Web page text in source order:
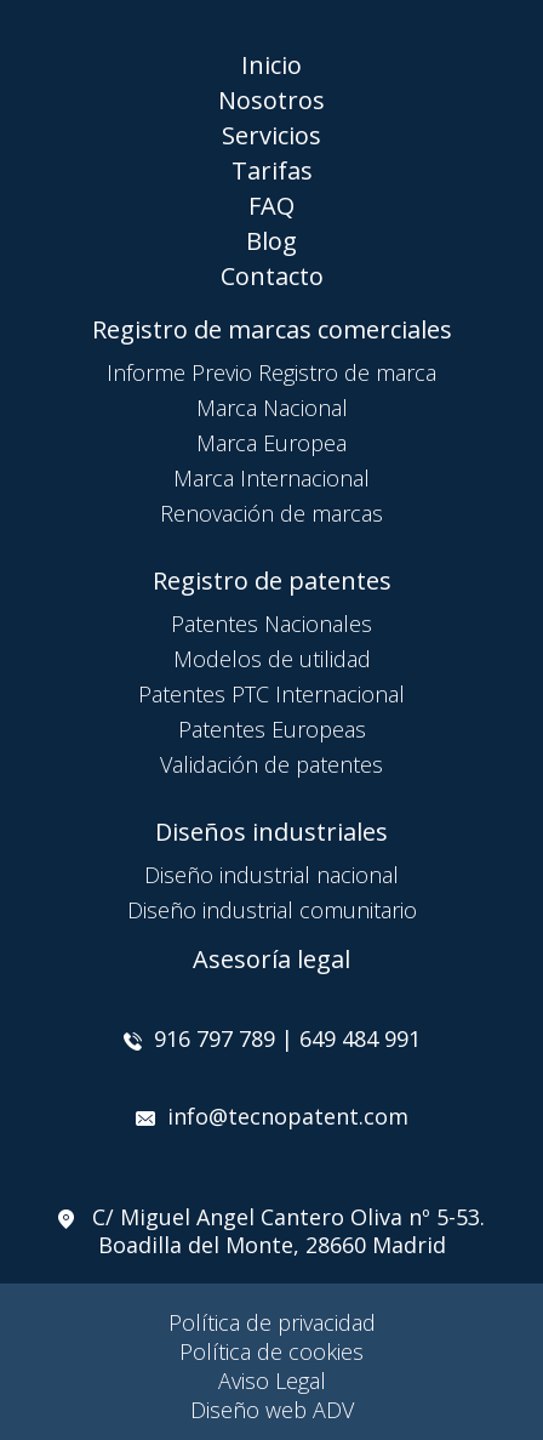
Inicio
Nosotros
Servicios
Tarifas
FAQ
Blog
Contacto
Registro de marcas comerciales
Informe Previo Registro de marca
Marca Nacional
Marca Europea
Marca Internacional
Renovación de marcas
Registro de patentes
Patentes Nacionales
Modelos de utilidad
Patentes PTC Internacional
Patentes Europeas
Validación de patentes
Diseños industriales
Diseño industrial nacional
Diseño industrial comunitario
Asesoría legal
916 797 789 | 649 484 991
info@tecnopatent.com
C/ Miguel Angel Cantero Oliva nº 5-53.
Boadilla del Monte, 28660 Madrid
Política de privacidad
Política de cookies
Aviso Legal
Diseño web ADV